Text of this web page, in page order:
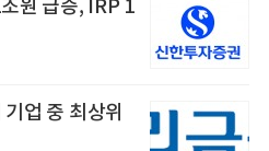
원 급증, IRP 1
업 중 최상위